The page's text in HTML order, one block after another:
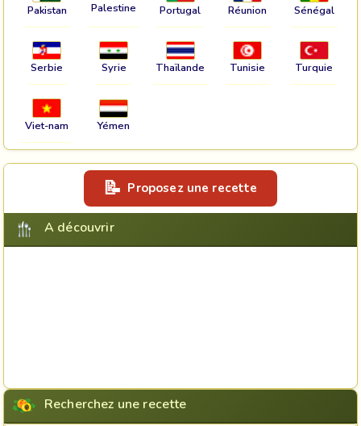
Pakistan Palestine Portugal Réunion Sénégal
Serbie Syrie Thaïlande Tunisie Turquie
Viet-nam Yémen
Proposez une recette
A découvrir
Recherchez une recette